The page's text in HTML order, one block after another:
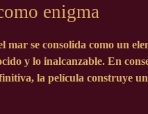
enigma
mar se consolida como un
y lo inalcanzable. En
la película construye